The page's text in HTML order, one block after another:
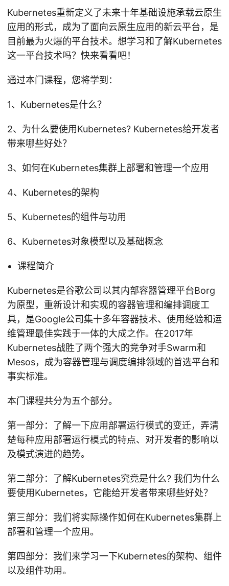
Kubernetes重新定义了未来十年基础设施承载云原生
应用的形式，成为了面向云原生应用的新云平台，是
目前最为火爆的平台技术。想学习和了解Kubernetes
这一平台技术吗？快来看看吧！
通过本门课程，您将学到：
1、Kubernetes是什么？
2、为什么要使用Kubernetes? Kubernetes给开发者
带来哪些好处？
3、如何在Kubernetes集群上部署和管理一个应用
4、Kubernetes的架构
5、Kubernetes的组件与功用
6、Kubernetes对象模型以及基础概念
课程简介
Kubernetes是谷歌公司以其内部容器管理平台Borg
为原型，重新设计和实现的容器管理和编排调度工
具，是Google公司集十多年容器技术、使用经验和运
维管理最佳实践于一体的大成之作。在2017年
Kubernetes战胜了两个强大的竞争对手Swarm和
Mesos，成为容器管理与调度编排领域的首选平台和
事实标准。
本门课程共分为五个部分。
第一部分：了解一下应用部署运行模式的变迁，弄清
楚每种应用部署运行模式的特点、对开发者的影响以
及模式演进的趋势。
第二部分：了解Kubernetes究竟是什么? 我们为什么
要使用Kubernetes，它能给开发者带来哪些好处？
第三部分：我们将实际操作如何在Kubernetes集群上
部署和管理一个应用。
第四部分：我们来学习一下Kubernetes的架构、组件
以及组件功用。